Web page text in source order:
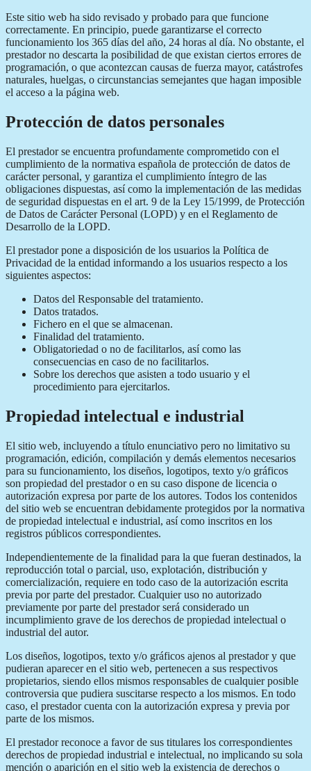
Este sitio web ha sido revisado y probado para que funcione
correctamente. En principio, puede garantizarse el correcto
funcionamiento los 365 días del año, 24 horas al día. No obstante, el
prestador no descarta la posibilidad de que existan ciertos errores de
programación, o que acontezcan causas de fuerza mayor, catástrofes
naturales, huelgas, o circunstancias semejantes que hagan imposible
el acceso a la página web.
Protección de datos personales
El prestador se encuentra profundamente comprometido con el
cumplimiento de la normativa española de protección de datos de
carácter personal, y garantiza el cumplimiento íntegro de las
obligaciones dispuestas, así como la implementación de las medidas
de seguridad dispuestas en el art. 9 de la Ley 15/1999, de Protección
de Datos de Carácter Personal (LOPD) y en el Reglamento de
Desarrollo de la LOPD.
El prestador pone a disposición de los usuarios la Política de
Privacidad de la entidad informando a los usuarios respecto a los
siguientes aspectos:
Datos del Responsable del tratamiento.
Datos tratados.
Fichero en el que se almacenan.
Finalidad del tratamiento.
Obligatoriedad o no de facilitarlos, así como las
consecuencias en caso de no facilitarlos.
Sobre los derechos que asisten a todo usuario y el
procedimiento para ejercitarlos.
Propiedad intelectual e industrial
El sitio web, incluyendo a título enunciativo pero no limitativo su
programación, edición, compilación y demás elementos necesarios
para su funcionamiento, los diseños, logotipos, texto y/o gráficos
son propiedad del prestador o en su caso dispone de licencia o
autorización expresa por parte de los autores. Todos los contenidos
del sitio web se encuentran debidamente protegidos por la normativa
de propiedad intelectual e industrial, así como inscritos en los
registros públicos correspondientes.
Independientemente de la finalidad para la que fueran destinados, la
reproducción total o parcial, uso, explotación, distribución y
comercialización, requiere en todo caso de la autorización escrita
previa por parte del prestador. Cualquier uso no autorizado
previamente por parte del prestador será considerado un
incumplimiento grave de los derechos de propiedad intelectual o
industrial del autor.
Los diseños, logotipos, texto y/o gráficos ajenos al prestador y que
pudieran aparecer en el sitio web, pertenecen a sus respectivos
propietarios, siendo ellos mismos responsables de cualquier posible
controversia que pudiera suscitarse respecto a los mismos. En todo
caso, el prestador cuenta con la autorización expresa y previa por
parte de los mismos.
El prestador reconoce a favor de sus titulares los correspondientes
derechos de propiedad industrial e intelectual, no implicando su sola
mención o aparición en el sitio web la existencia de derechos o